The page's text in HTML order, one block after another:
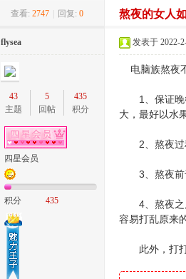
查看: 2747 回复: 0 熬夜的女人
flysea
43
主题
5
回帖
435
积分
四星会员
积分 435
发表于 2022-
电脑族熬夜
1、保证晚餐
大，最好以水
2、熬夜过程
3、熬夜前千
4、熬夜之后
容易打乱原来
此外，打打